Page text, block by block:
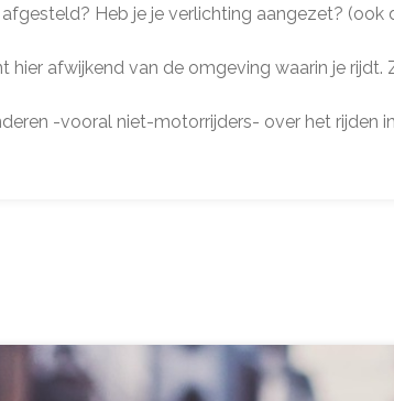
Heb je je verlichting aangezet? (ook
afwijkend van de omgeving waarin je rijdt.
-vooral niet-motorrijders- over het rijden